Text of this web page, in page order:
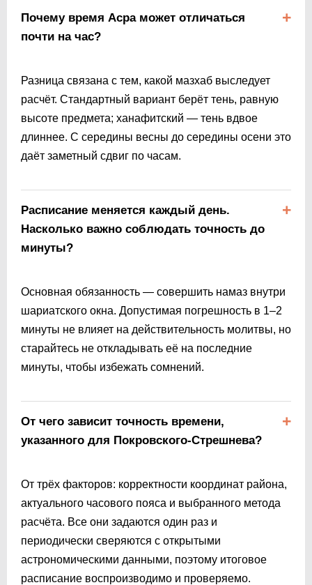
Почему время Асра может отличаться
почти на час?
Разница связана с тем, какой мазхаб выследует
расчёт. Стандартный вариант берёт тень, равную
высоте предмета; ханафитский — тень вдвое
длиннее. С середины весны до середины осени это
даёт заметный сдвиг по часам.
Расписание меняется каждый день.
Насколько важно соблюдать точность до
минуты?
Основная обязанность — совершить намаз внутри
шариатского окна. Допустимая погрешность в 1–2
минуты не влияет на действительность молитвы, но
старайтесь не откладывать её на последние
минуты, чтобы избежать сомнений.
От чего зависит точность времени,
указанного для Покровского-Стрешнева?
От трёх факторов: корректности координат района,
актуального часового пояса и выбранного метода
расчёта. Все они задаются один раз и
периодически сверяются с открытыми
астрономическими данными, поэтому итоговое
расписание воспроизводимо и проверяемо.